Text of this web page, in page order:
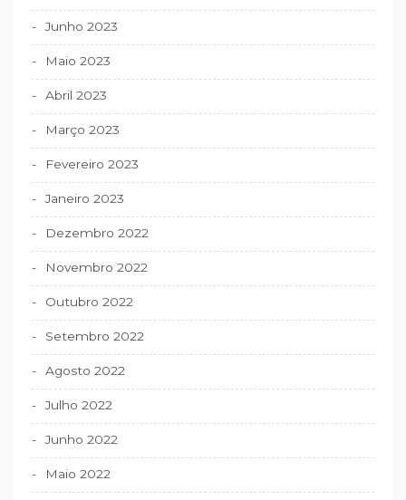
Junho 2023
Maio 2023
Abril 2023
Março 2023
Fevereiro 2023
Janeiro 2023
Dezembro 2022
Novembro 2022
Outubro 2022
Setembro 2022
Agosto 2022
Julho 2022
Junho 2022
Maio 2022